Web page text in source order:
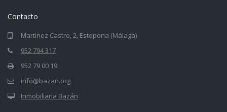
Contacto
Martinez Castro, 2, Estepona (Málaga)
952 794 317
952 79 00 19
info@bazan.org
Inmobiliaria Bazán